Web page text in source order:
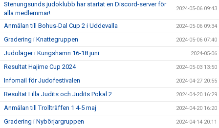
Stenungsunds judoklubb har startat en Discord-server för
alla medlemmar!
2024-05-06 09:43
Anmälan till Bohus-Dal Cup 2 i Uddevalla 2024-05-06 09:34
Gradering i Knattegruppen 2024-05-06 07:40
Judoläger i Kungshamn 16-18 juni 2024-05-06
Resultat Hajime Cup 2024 2024-05-03 13:50
Infomail för Judofestivalen 2024-04-27 20:55
Resultat Lilla Judits och Judits Pokal 2 2024-04-20 16:29
Anmälan till Trollträffen 1 4-5 maj 2024-04-20 16:20
Gradering i Nybörjargruppen 2024-04-14 20:11